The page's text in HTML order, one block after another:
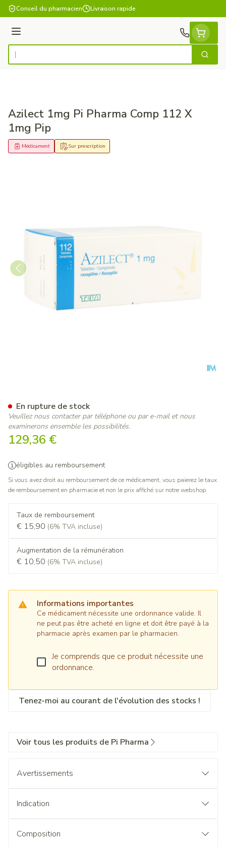
Aller au contenu
Conseil du pharmacien Livraison rapide
Menu
Rechercher
Azilect 1mg Pi Pharma Comp 112 X
1mg Pip
Sur prescription
Médicament
129,36 €
éligibles au remboursement
Si vous avez droit au remboursement de ce médicament, vous paierez le taux
de remboursement en pharmacie et non le prix affiché sur notre webshop.
Taux de remboursement
€ 15,90 (6% TVA incluse)
Augmentation de la rémunération
€ 10,50 (6% TVA incluse)
Informations importantes
Ce médicament nécessite une ordonnance valide. Il
ne peut pas être acheté en ligne et doit être payé à la
pharmacie après examen par le pharmacien.
Je comprends que ce produit nécessite une
ordonnance.
Tenez-moi au courant de l'évolution des stocks !
En rupture de stock
Veuillez nous contacter par téléphone ou par e-mail et nous
examinerons ensemble les possibilités.
Voir tous les produits de Pi Pharma
Avertissements
Indication
Composition